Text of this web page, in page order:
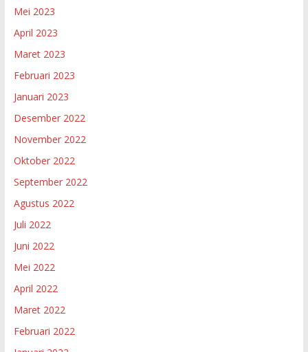
Mei 2023
April 2023
Maret 2023
Februari 2023
Januari 2023
Desember 2022
November 2022
Oktober 2022
September 2022
Agustus 2022
Juli 2022
Juni 2022
Mei 2022
April 2022
Maret 2022
Februari 2022